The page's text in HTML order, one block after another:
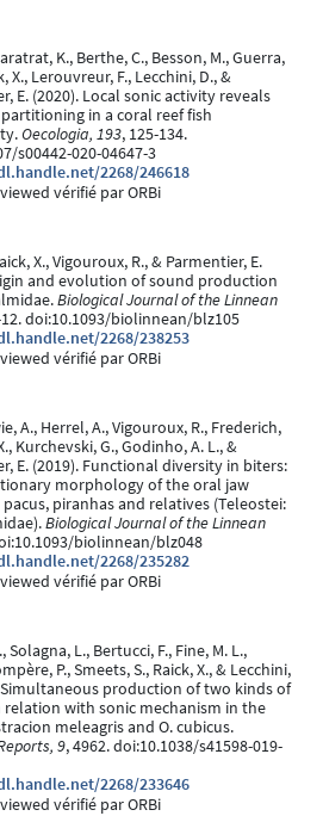
K., Berthe, C., Besson, M., Guerra,
X., Lerouvreur, F., Lecchini, D., &
E. (2020). Local sonic activity reveals
in a coral reef fish
Oecologia, 193, 125-134.
s00442-020-04647-3
2268/246618
vérifié par ORBi
X., Vigouroux, R., & Parmentier, E.
and evolution of sound production
Biological Journal of the Linnean
12. doi:10.1093/biolinnean/blz105
2268/238253
vérifié par ORBi
A., Herrel, A., Vigouroux, R., Frederich,
Kurchevski, G., Godinho, A. L., &
E. (2019). Functional diversity in biters:
morphology of the oral jaw
piranhas and relatives (Teleostei:
Biological Journal of the Linnean
biolinnean/blz048
2268/235282
vérifié par ORBi
Solagna, L., Bertucci, F., Fine, M. L.,
P., Smeets, S., Raick, X., & Lecchini,
Simultaneous production of two kinds of
relation with sonic mechanism in the
meleagris and O. cubicus.
9, 4962. doi:10.1038/s41598-019-
2268/233646
vérifié par ORBi